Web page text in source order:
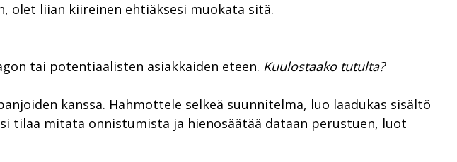
olet liian kiireinen ehtiäksesi muokata sitä.
tai potentiaalisten asiakkaiden eteen. Kuulostaako tutulta?
kanssa. Hahmottele selkeä suunnitelma, luo laadukas sisältö
tilaa mitata onnistumista ja hienosäätää dataan perustuen, luot